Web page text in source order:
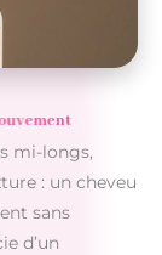
mi-longs,
: un cheveu
sans
d’un